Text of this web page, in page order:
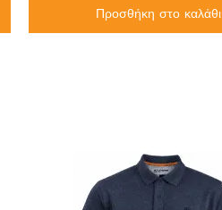
Προσθήκη στο καλάθι